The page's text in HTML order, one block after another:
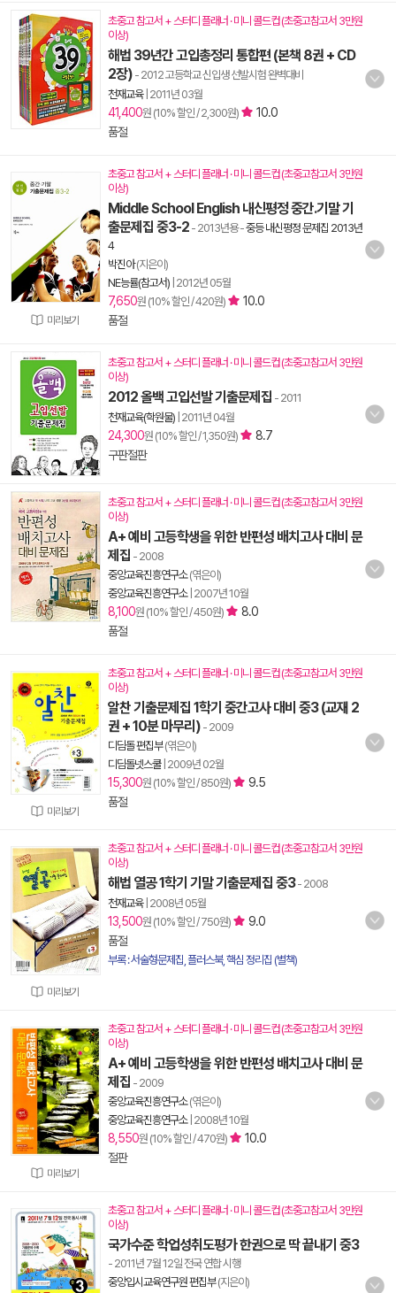
초중고 참고서 + 스터디 플래너 · 미니 콜드컵 (초중고참고서 3만원
이상)
해법 39년간 고입총정리 통합편 (본책 8권 + CD
2장) - 2012 고등학교 신입생 선발시험 완벽대비
천재교육| 2011년 03월
41,400원 (10% 할인 / 2,300원)
10.0
품절
미리보기
초중고 참고서 + 스터디 플래너 · 미니 콜드컵 (초중고참고서 3만원
이상)
Middle School English 내신평정 중간.기말 기
출문제집 중3-2 - 2013년용-중등 내신평정 문제집 2013년
4
박진아(지은이)
NE능률(참고서) 2012년 05월
7,650원 (10% 할인 / 420원)
10.0
품절
초중고 참고서 + 스터디 플래너 · 미니 콜드컵 (초중고참고서 3만원
이상)
2012 올백 고입선발 기출문제집 - 2011
천재교육(학원물) 2011년 04월
24,300원 (10% 할인 / 1,350원)
8.7
구판절판
초중고 참고서 + 스터디 플래너 · 미니 콜드컵 (초중고참고서 3만원
이상)
A+ 예비 고등학생을 위한 반편성 배치고사 대비 문
제집 - 2008
중앙교육진흥연구소(엮은이)
중앙교육진흥연구소| 2007년 10월
8,100원 (10% 할인 / 450원)
8.0
품절
미리보기
초중고 참고서 + 스터디 플래너 · 미니 콜드컵 (초중고참고서 3만원
이상)
알찬 기출문제집 1학기 중간고사 대비 중3 (교재 2
권 + 10분 마무리) - 2009
디딤돌 편집부(엮은이)
디딤돌넷스쿨| 2009년 02월
15,300원 (10% 할인 / 850원)
9.5
품절
미리보기
초중고 참고서 + 스터디 플래너 · 미니 콜드컵 (초중고참고서 3만원
이상)
해법 열공 1학기 기말 기출문제집 중3- 2008
천재교육| 2008년 05월
13,500원 (10% 할인 / 750원)
9.0
품절
부록 : 서술형문제집, 플러스북, 핵심 정리집 (별책)
미리보기
초중고 참고서 + 스터디 플래너 · 미니 콜드컵 (초중고참고서 3만원
이상)
A+ 예비 고등학생을 위한 반편성 배치고사 대비 문
제집 - 2009
중앙교육진흥연구소(엮은이)
중앙교육진흥연구소| 2008년 10월
8,550원 (10% 할인 / 470원)
10.0
절판
초중고 참고서 + 스터디 플래너 · 미니 콜드컵 (초중고참고서 3만원
이상)
국가수준 학업성취도평가 한권으로 딱 끝내기 중3
- 2011년 7월 12일 전국 연합 시행
중앙입시교육연구원 편집부(지은이)